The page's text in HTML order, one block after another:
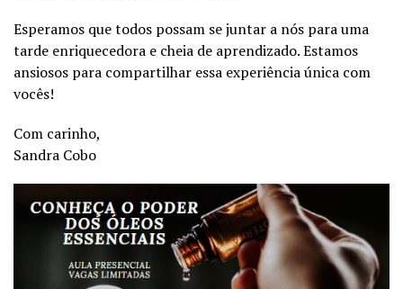
Esperamos que todos possam se juntar a nós para uma
tarde enriquecedora e cheia de aprendizado. Estamos
ansiosos para compartilhar essa experiência única com
vocês!
Com carinho,
Sandra Cobo